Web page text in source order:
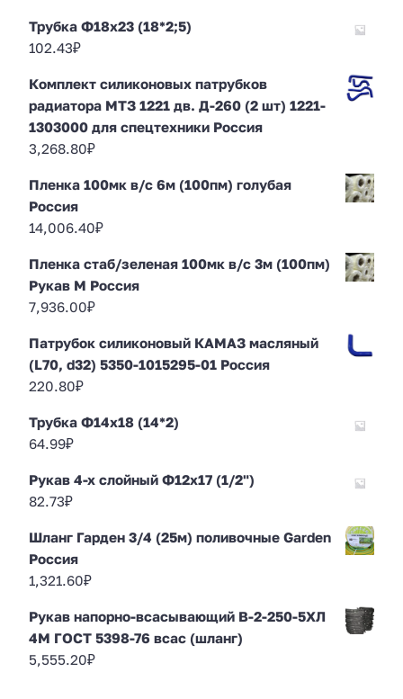
Трубка Ф18х23 (18*2;5)
102.43₽
Комплект силиконовых патрубков
радиатора МТЗ 1221 дв. Д-260 (2 шт) 1221-
1303000 для спецтехники Россия
3,268.80₽
Пленка 100мк в/с 6м (100пм) голубая
Россия
14,006.40₽
Пленка стаб/зеленая 100мк в/с 3м (100пм)
Рукав М Россия
7,936.00₽
Патрубок силиконовый КАМАЗ масляный
(L70, d32) 5350-1015295-01 Россия
220.80₽
Трубка Ф14х18 (14*2)
64.99₽
Рукав 4-х слойный Ф12х17 (1/2")
82.73₽
Шланг Гарден 3/4 (25м) поливочные Garden
Россия
1,321.60₽
Рукав напорно-всасывающий В-2-250-5ХЛ
4М ГОСТ 5398-76 всас (шланг)
5,555.20₽